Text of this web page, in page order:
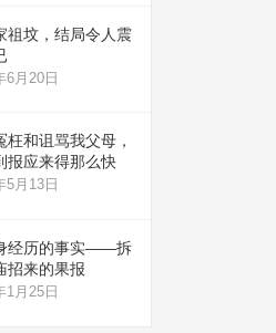
祖坟，结局令人震
6月20日
枉和诅骂我父母，
报应来得那么快
5月13日
经历的事实——拆
招来的果报
1月25日